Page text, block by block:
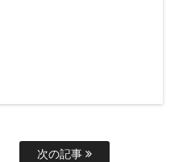
次の記事